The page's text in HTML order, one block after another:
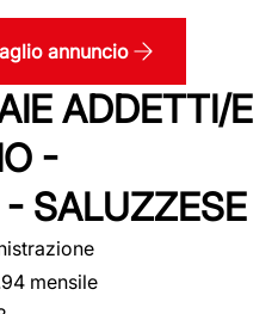
annuncio
ADDETTI/E
-
- SALUZZESE
mensile